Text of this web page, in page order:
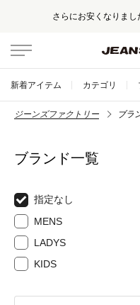
さらにお安くなりまし
新着アイテム カテゴリ
ジーンズファクトリー ブラ
ブランド一覧
指定なし
MENS
LADYS
KIDS